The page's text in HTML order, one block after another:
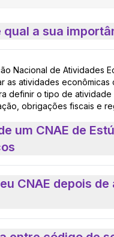
qual a sua
Nacional de Atividades
as atividades econômicas
definir o tipo de atividade
obrigações fiscais e
um CNAE de
CNAE depois de